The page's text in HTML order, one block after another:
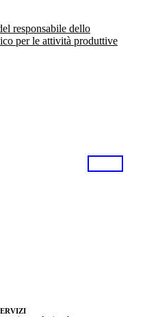
responsabile dello
per le attività produttive